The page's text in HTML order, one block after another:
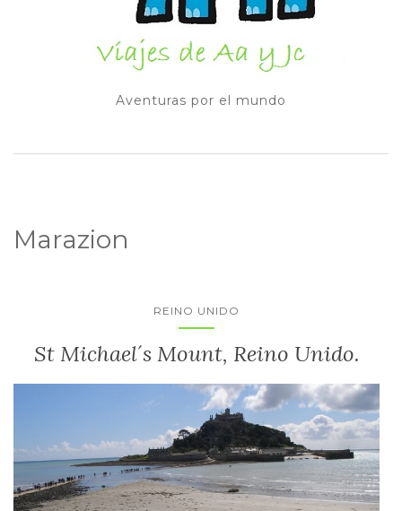
Aventuras por el mundo
Marazion
REINO UNIDO
St Michael´s Mount, Reino Unido.